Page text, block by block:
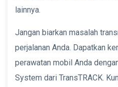
lainnya.
Jangan biarkan masalah
perjalanan Anda. Dapatkan
perawatan mobil Anda
System dari TransTRACK.